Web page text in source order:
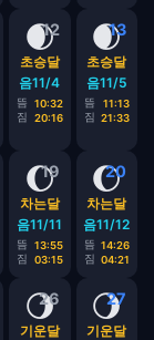
12
🌒
초승달
음11/4
뜸
10:32
짐
20:16
13
🌒
초승달
음11/5
뜸
11:13
짐 21:33
19
🌔
차는달
음11/11
뜸
13:55
짐
03:15
20
🌔
차는달
음11/12
뜸 14:26
짐 04:21
26
🌖
기운달
27
🌖
기운달